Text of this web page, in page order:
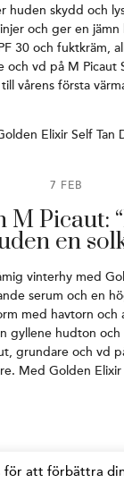
huden skydd och
och ger en
30 och fuktkräm,
och vd på M Picaut
till vårens första
7 FEB
M Picaut:
en
vinterhy med
serum och en
med havtorn och
gyllene hudton och
grundare och vd
Med Golden
för att förbättra